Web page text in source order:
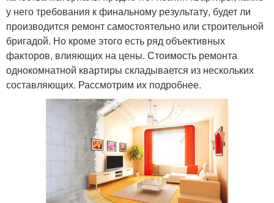
у него требования к финальному результату, будет ли
производится ремонт самостоятельно или строительной
бригадой. Но кроме этого есть ряд объективных
факторов, влияющих на цены. Стоимость ремонта
однокомнатной квартиры складывается из нескольких
составляющих. Рассмотрим их подробнее.